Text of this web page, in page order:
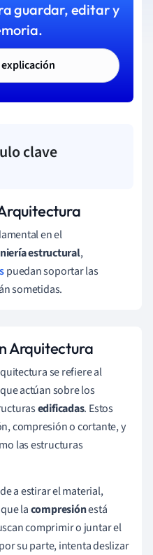
guardar, editar y
clave
en el
estructural,
puedan soportar las
sometidas.
Arquitectura
se refiere al
actúan sobre los
edificadas. Estos
compresión o cortante, y
las estructuras
a estirar el material,
lacompresiónestá
comprimir o juntar el
su parte, intenta deslizar